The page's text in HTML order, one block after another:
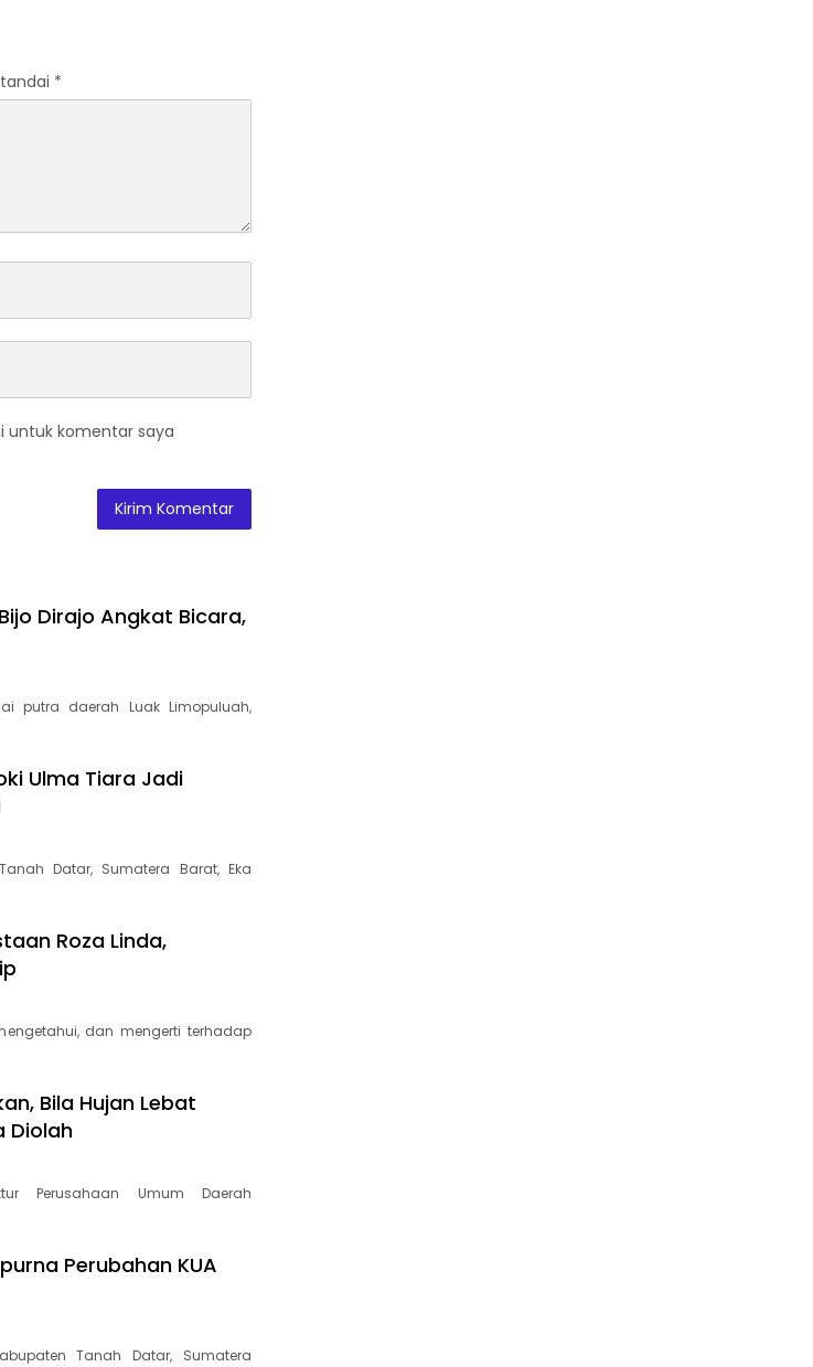
*
untuk komentar saya
Dirajo Angkat Bicara,
putra daerah Luak Limopuluah,
Ulma Tiara Jadi
Datar, Sumatera Barat, Eka
Roza Linda,
dan mengerti terhadap
Bila Hujan Lebat
Diolah
Perusahaan Umum Daerah
Perubahan KUA
Tanah Datar, Sumatera